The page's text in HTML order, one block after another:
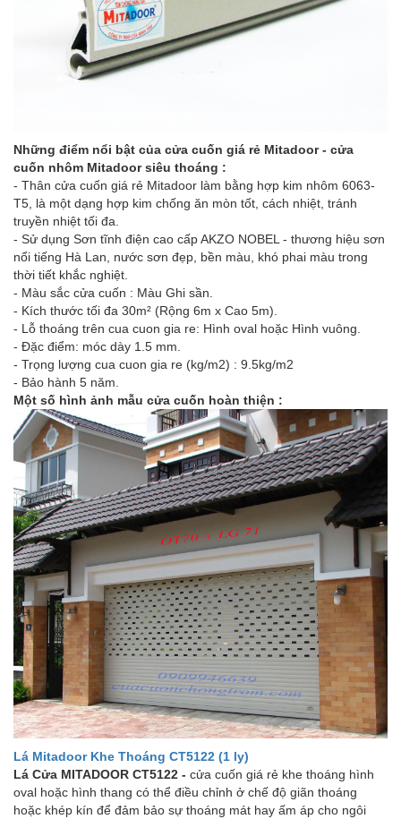
Những điểm nổi bật của cửa cuốn giá rẻ Mitadoor - cửa
cuốn nhôm Mitadoor siêu thoáng :
- Thân cửa cuốn giá rẻ Mitadoor làm bằng hợp kim nhôm 6063-
T5, là một dạng hợp kim chống ăn mòn tốt, cách nhiệt, tránh
truyền nhiệt tối đa.
- Sử dụng Sơn tĩnh điện cao cấp AKZO NOBEL - thương hiệu sơn
nổi tiếng Hà Lan, nước sơn đẹp, bền màu, khó phai màu trong
thời tiết khắc nghiệt.
- Màu sắc cửa cuốn : Màu Ghi sần.
- Kích thước tối đa 30m² (Rộng 6m x Cao 5m).
- Lỗ thoáng trên cua cuon gia re: Hình oval hoặc Hình vuông.
- Đặc điểm: móc dày 1.5 mm.
- Trọng lượng cua cuon gia re (kg/m2) : 9.5kg/m2
- Bảo hành 5 năm.
Một số hình ảnh mẫu cửa cuốn hoàn thiện :
Lá Mitadoor Khe Thoáng CT5122 (1 ly)
Lá Cửa MITADOOR CT5122 - cửa cuốn giá rẻ khe thoáng hình
oval hoặc hình thang có thể điều chỉnh ở chế độ giãn thoáng
hoặc khép kín để đảm bảo sự thoáng mát hay ấm áp cho ngôi